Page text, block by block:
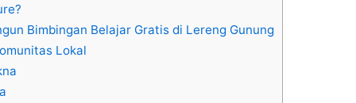
Bimbingan Belajar Gratis di Lereng Gunung
Lokal